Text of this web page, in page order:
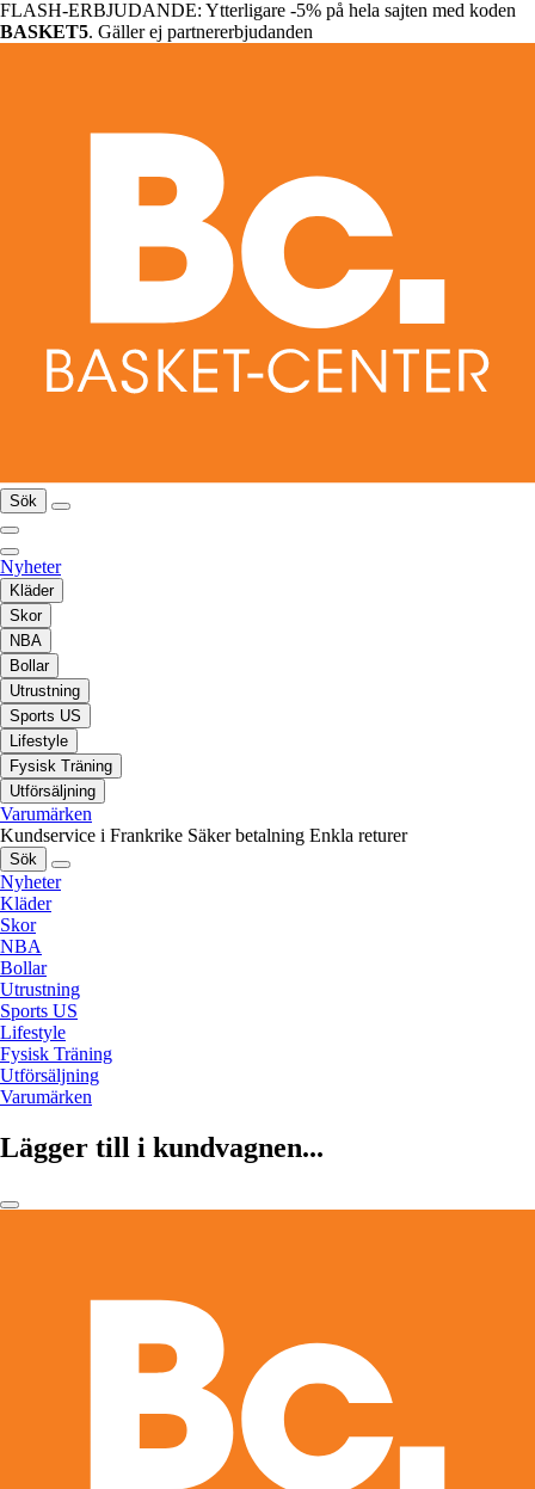
FLASH-ERBJUDANDE: Ytterligare -5% på hela sajten med koden
BASKET5. Gäller ej partnererbjudanden
Sök
Nyheter
Kläder
Skor
NBA
Bollar
Utrustning
Sports US
Lifestyle
Fysisk Träning
Utförsäljning
Varumärken
Kundservice i Frankrike Säker betalning Enkla returer
Sök
Nyheter
Kläder
Skor
NBA
Bollar
Utrustning
Sports US
Lifestyle
Fysisk Träning
Utförsäljning
Varumärken
Lägger till i kundvagnen...